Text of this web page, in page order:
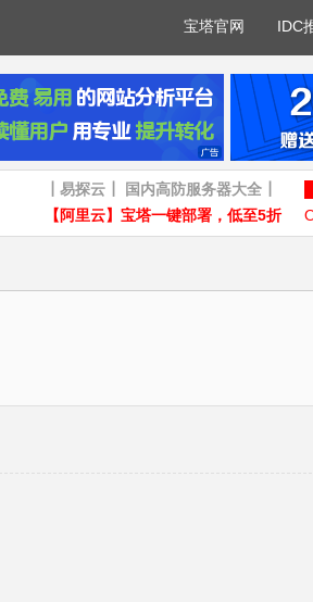
宝塔官网 IDC
┃易探云┃ 国内高防服务器大全┃
【阿里云】宝塔一键部署，低至5折